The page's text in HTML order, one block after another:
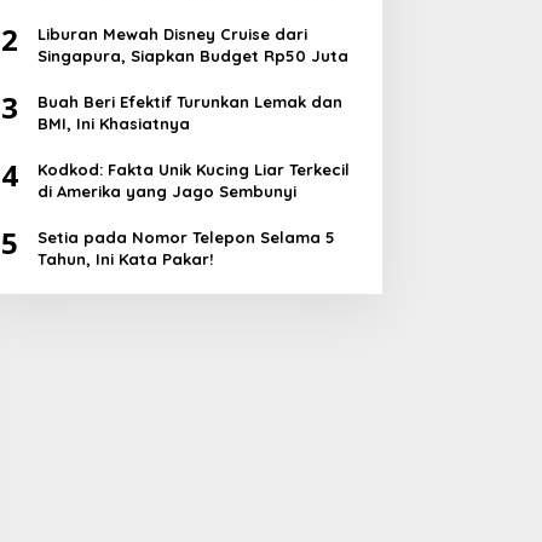
2
Liburan Mewah Disney Cruise dari
Singapura, Siapkan Budget Rp50 Juta
3
Buah Beri Efektif Turunkan Lemak dan
BMI, Ini Khasiatnya
4
Kodkod: Fakta Unik Kucing Liar Terkecil
di Amerika yang Jago Sembunyi
5
Setia pada Nomor Telepon Selama 5
Tahun, Ini Kata Pakar!